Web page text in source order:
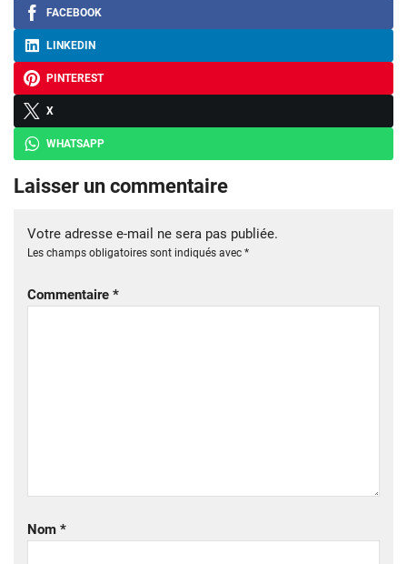
FACEBOOK
LINKEDIN
PINTEREST
X
WHATSAPP
Laisser un commentaire
Votre adresse e-mail ne sera pas publiée.
Les champs obligatoires sont indiqués avec *
Commentaire *
Nom *